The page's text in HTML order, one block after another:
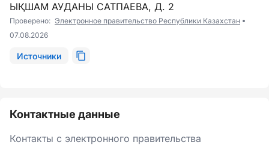
ЫҚШАМ АУДАНЫ САТПАЕВА, Д. 2
Проверено: Электронное правительство Республики Казахстан
07.08.2026
Источники
Контактные данные
Контакты с электронного правительства